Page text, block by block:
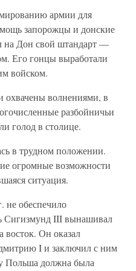
армии для
запорожцы и донские
на Дон свой штандарт —
Его гонцы выработали
войском.
охвачены волнениями, в
разбойничьи
голод в столице.
в трудном положении.
огромные возможности
ситуация.
не обеспечило
Сигизмунд III вынашивал
Он оказал
I и заключил с ним
Польша должна была